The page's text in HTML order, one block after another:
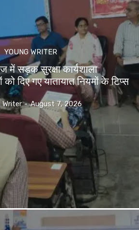
YOUNG WRITER
में सड़क सुरक्षा कार्यशाला
को दिए गए यातायात नियमों के टिप्स
Writer - August 7, 2026